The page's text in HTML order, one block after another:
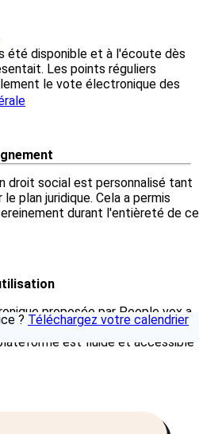
? Téléchargez votre calendrier
été disponible et à l'écoute dès
Les points réguliers
le vote électronique des
droit social est personnalisé tant
plan juridique. Cela a permis
durant l'entièreté de ce
proposée par People vox a
le bureau de vote qui l'a trouvé
est fluide et accessible